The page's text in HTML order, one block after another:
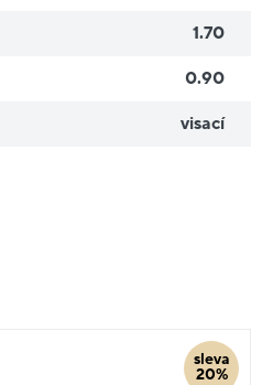
1.70
0.90
visací
sleva
20%